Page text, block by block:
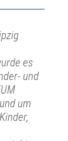
es
und
um